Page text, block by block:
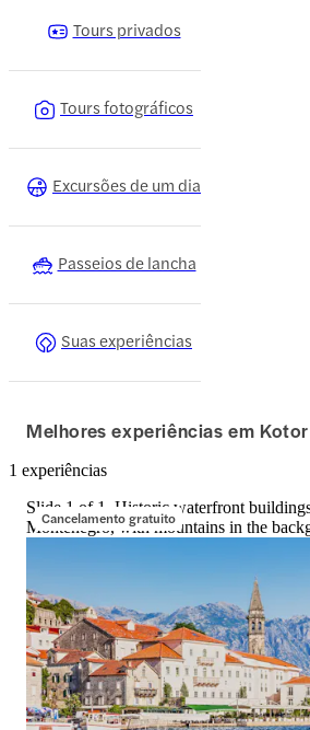
Tours privados
Tours fotográficos
Excursões de um dia
Passeios de lancha
Suas experiências
Melhores experiências em Kotor
1 experiências
Cancelamento gratuito
Slide 1 of 1, Historic waterfront
Montenegro, with mountains in the